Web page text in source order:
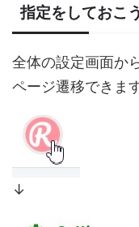
指定をしておこう
全体の設定画面か
ページ遷移できます
↓